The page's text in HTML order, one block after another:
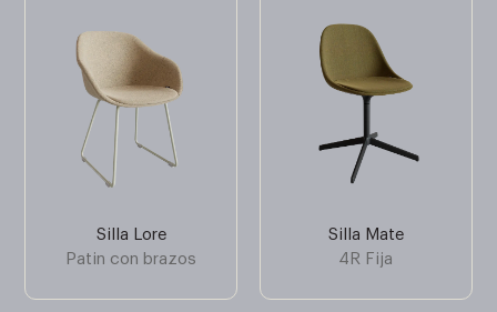
Silla Lore
Patin con brazos
Silla Mate
4R Fija